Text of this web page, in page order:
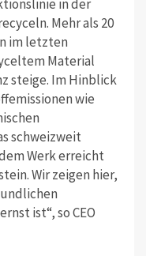
in der
Mehr als 20
im letzten
Material
steige. Im Hinblick
wie
schweizweit
Werk erreicht
Wir zeigen hier,
ist“, so CEO